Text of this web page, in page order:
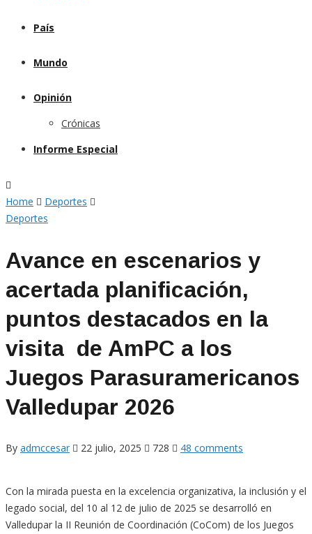
País
Mundo
Opinión
Crónicas
Informe Especial
Home
Deportes
Deportes
Avance en escenarios y
acertada planificación,
puntos destacados en la
visita de AmPC a los
Juegos Parasuramericanos
Valledupar 2026
By admccesar 22 julio, 2025 728 48 comments
Con la mirada puesta en la excelencia organizativa, la inclusión y el
legado social, del 10 al 12 de julio de 2025 se desarrolló en
Valledupar la II Reunión de Coordinación (CoCom) de los Juegos